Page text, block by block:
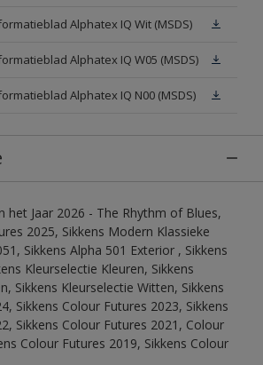
Alphatex IQ Wit (MSDS)
Alphatex IQ W05 (MSDS)
Alphatex IQ N00 (MSDS)
het Jaar 2026 - The Rhythm of Blues,
2025, Sikkens Modern Klassieke
Sikkens Alpha 501 Exterior , Sikkens
Kleurselectie Kleuren, Sikkens
Sikkens Kleurselectie Witten, Sikkens
Sikkens Colour Futures 2023, Sikkens
Sikkens Colour Futures 2021, Colour
Colour Futures 2019, Sikkens Colour